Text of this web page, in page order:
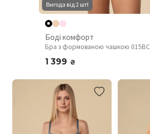
Вигода від 2 шт!
Боді комфорт
Бра з формованою чашкою 015BC
1 399 ₴